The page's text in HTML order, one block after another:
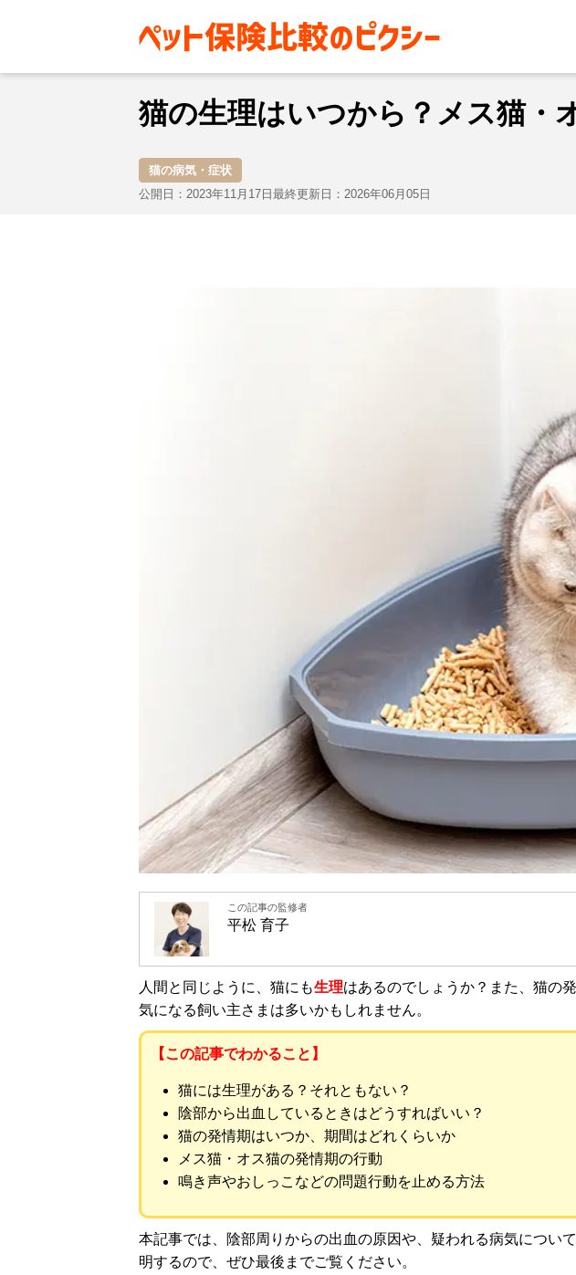
お役立ち情報 猫 猫の病気・症状 猫の生理はいつ
猫の生理はいつから？メス猫・
猫の病気・症状
公開日：2023年11月17日 最終更新日：2026年06月05日
この記事の監修者
平松 育子
人間と同じように、猫にも生理はあるのでしょうか？また、猫の
気になる飼い主さまは多いかもしれません。
【この記事でわかること】
猫には生理がある？それともない？
陰部から出血しているときはどうすればいい？
猫の発情期はいつか、期間はどれくらいか
メス猫・オス猫の発情期の行動
鳴き声やおしっこなどの問題行動を止める方法
本記事では、陰部周りからの出血の原因や、疑われる病気につい
明するので、ぜひ最後までご覧ください。